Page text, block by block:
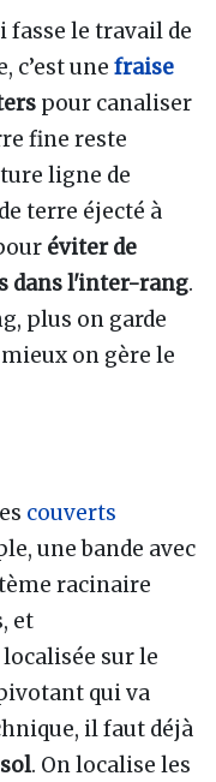
fasse le travail de
c’est une fraise
pour canaliser
fine reste
ligne de
terre éjecté à
éviter de
dans l'inter-rang.
plus on garde
on gère le
couverts
une bande avec
racinaire
et
sur le
qui va
il faut déjà
. On localise les